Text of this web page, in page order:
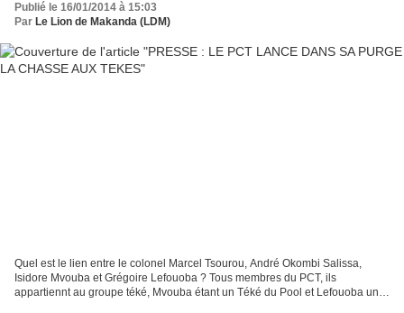
Publié le 16/01/2014 à 15:03
Par Le Lion de Makanda (LDM)
Quel est le lien entre le colonel Marcel Tsourou, André Okombi Salissa,
Isidore Mvouba et Grégoire Lefouoba ? Tous membres du PCT, ils
appartiennt au groupe téké, Mvouba étant un Téké du Pool et Lefouoba un